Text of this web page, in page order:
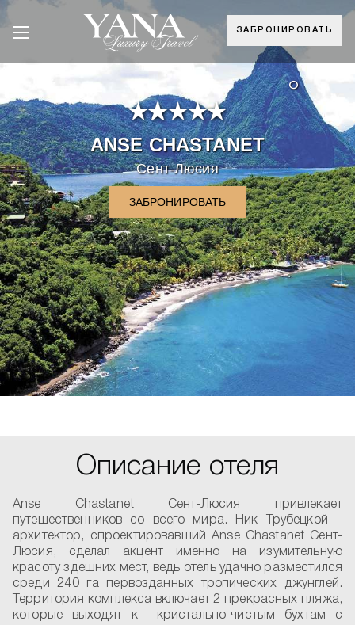
ЗАБРОНИРОВАТЬ
°
ANSE CHASTANET
Сент-Люсия
ЗАБРОНИРОВАТЬ
Описание отеля
Anse Chastanet Сент-Люсия привлекает
путешественников со всего мира. Ник Трубецкой –
архитектор, спроектировавший Anse Chastanet Сент-
Люсия, сделал акцент именно на изумительную
красоту здешних мест, ведь отель удачно разместился
среди 240 га первозданных тропических джунглей.
Территория комплекса включает 2 прекрасных пляжа,
которые выходят к кристально-чистым бухтам с